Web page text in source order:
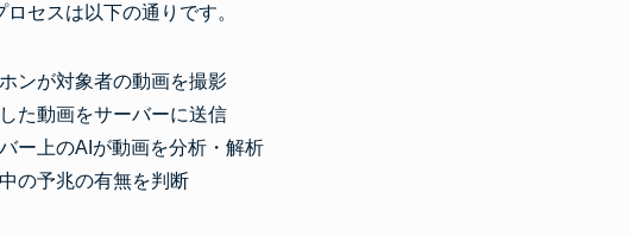
ロセスは以下の通りです。
ンが対象者の動画を撮影
た動画をサーバーに送信
ー上のAIが動画を分析・解析
の予兆の有無を判断